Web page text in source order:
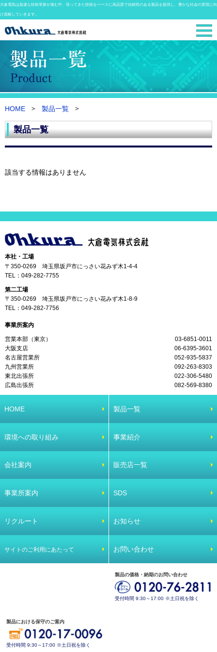
大倉電気は急速な技術革新が進む中、培ってきた技術をベースに高品質で信頼性のある製品を提供し、豊かな社会の実現に向
け貢献していきます。
HOME 製品一覧
製品一覧
該当する情報はありません
本社・工場
〒350-0269 埼玉県坂戸市にっさい花みず木1-4-4
TEL： 049-282-7755
第二工場
〒350-0269 埼玉県坂戸市にっさい花みず木1-8-9
TEL： 049-282-7756
事業所案内
営業本部（東京）
03-6851-0011
大阪支店
06-6395-3601
名古屋営業所
052-935-5837
九州営業所
092-263-8303
東北出張所
022-306-5480
広島出張所
082-569-8380
HOME 製品一覧
環境への取り組み 事業紹介
会社案内 販売店一覧
事業所案内 SDS
リクルート お知らせ
サイトのご利用にあたって お問い合わせ
製品の価格・納期のお問い合わせ
受付時間 9:30～17:00 ※土日祝を除く
製品における保守のご案内
受付時間 9:30～17:00 ※土日祝を除く